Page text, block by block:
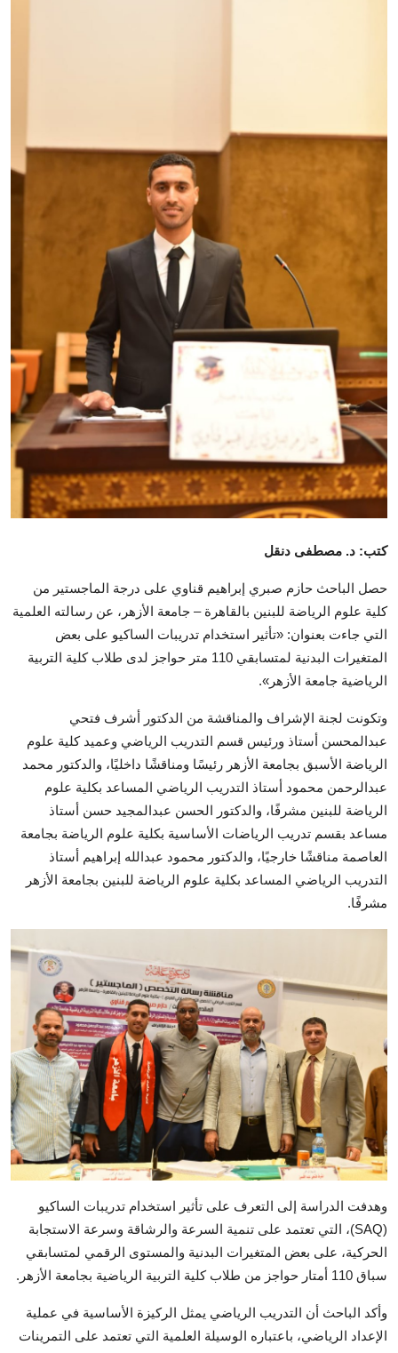
المجتمع والمنوعات
كتب: د. مصطفى دنقل
حصل الباحث حازم صبري إبراهيم قناوي على درجة الماجستير من
كلية علوم الرياضة للبنين بالقاهرة – جامعة الأزهر، عن رسالته العلمية
التي جاءت بعنوان: «تأثير استخدام تدريبات الساكيو على بعض
المتغيرات البدنية لمتسابقي 110 متر حواجز لدى طلاب كلية التربية
الرياضية جامعة الأزهر».
وتكونت لجنة الإشراف والمناقشة من الدكتور أشرف فتحي
عبدالمحسن أستاذ ورئيس قسم التدريب الرياضي وعميد كلية علوم
الرياضة الأسبق بجامعة الأزهر رئيسًا ومناقشًا داخليًا، والدكتور محمد
عبدالرحمن محمود أستاذ التدريب الرياضي المساعد بكلية علوم
الرياضة للبنين مشرفًا، والدكتور الحسن عبدالمجيد حسن أستاذ
مساعد بقسم تدريب الرياضات الأساسية بكلية علوم الرياضة بجامعة
العاصمة مناقشًا خارجيًا، والدكتور محمود عبدالله إبراهيم أستاذ
التدريب الرياضي المساعد بكلية علوم الرياضة للبنين بجامعة الأزهر
مشرفًا.
وهدفت الدراسة إلى التعرف على تأثير استخدام تدريبات الساكيو
(SAQ)، التي تعتمد على تنمية السرعة والرشاقة وسرعة الاستجابة
الحركية، على بعض المتغيرات البدنية والمستوى الرقمي لمتسابقي
سباق 110 أمتار حواجز من طلاب كلية التربية الرياضية بجامعة الأزهر.
وأكد الباحث أن التدريب الرياضي يمثل الركيزة الأساسية في عملية
الإعداد الرياضي، باعتباره الوسيلة العلمية التي تعتمد على التمرينات